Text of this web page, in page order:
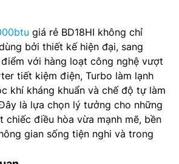
giá rẻ BD18HI không chỉ
bởi thiết kế hiện đại, sang
với hàng loạt công nghệ vượt
tiết kiệm điện, Turbo làm lạnh
khí kháng khuẩn và chế độ tự làm
là lựa chọn lý tưởng cho những
chiếc điều hòa vừa mạnh mẽ, bền
gian sống tiện nghi và trong